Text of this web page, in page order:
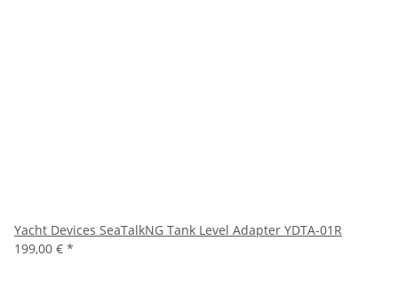
Yacht Devices SeaTalkNG Tank Level Adapter YDTA-01R
199,00 € *